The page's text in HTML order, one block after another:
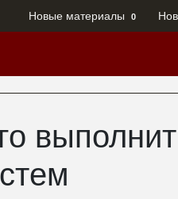
Новые материалы 0